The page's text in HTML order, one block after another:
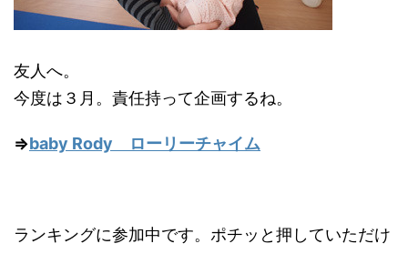
友人へ。
今度は３月。責任持って企画するね。
⇒baby Rody ローリーチャイム
ランキングに参加中です。ポチッと押していただけ